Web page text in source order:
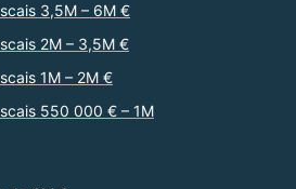
3,5M – 6M €
2M – 3,5M €
1M – 2M €
550 000 € – 1M